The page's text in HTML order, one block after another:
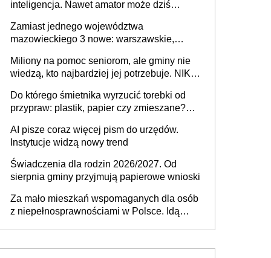
inteligencja. Nawet amator może dziś
Zamiast jednego województwa
mazowieckiego 3 nowe: warszawskie,
Europie nie ma tak dużych jednostek
stołecznych
Miliony na pomoc seniorom, ale gminy nie
wiedzą, kto najbardziej jej potrzebuje. NIK
Do którego śmietnika wyrzucić torebki od
przypraw: plastik, papier czy zmieszane?
AI pisze coraz więcej pism do urzędów.
Instytucje widzą nowy trend
Świadczenia dla rodzin 2026/2027. Od
sierpnia gminy przyjmują papierowe wnioski
Za mało mieszkań wspomaganych dla osób
z niepełnosprawnościami w Polsce. Idą